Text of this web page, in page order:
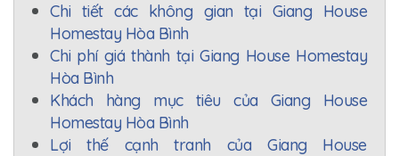
Chi tiết các không gian tại Giang House
Homestay Hòa Bình
Chi phí giá thành tại Giang House Homestay
Hòa Bình
Khách hàng mục tiêu của Giang House
Homestay Hòa Bình
Lợi thế cạnh tranh của Giang House